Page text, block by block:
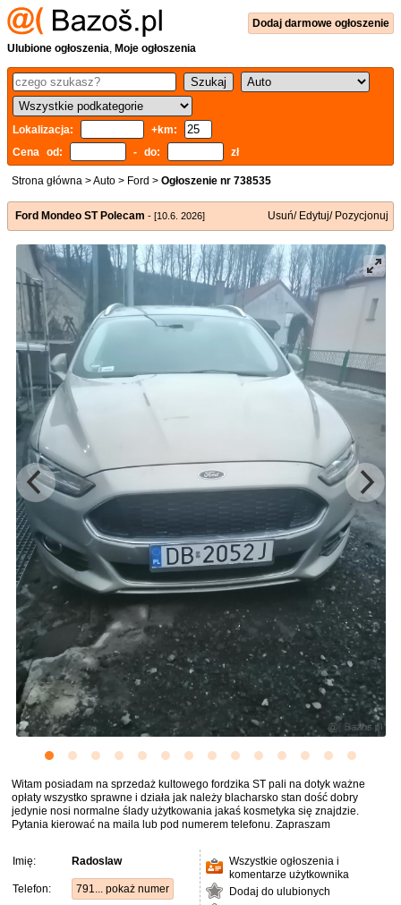
Dodaj darmowe ogłoszenie
Ulubione ogłoszenia, Moje ogłoszenia
Lokalizacja:
+km:
Cena od:
- do: zł
Strona główna >Auto > Ford > Ogłoszenie nr 738535
Ford Mondeo ST Polecam - [10.6. 2026] Usuń/ Edytuj/ Pozycjonuj
Witam posiadam na sprzedaż kultowego fordzika ST pali na dotyk ważne
opłaty wszystko sprawne i działa jak należy blacharsko stan dość dobry
jedynie nosi normalne ślady użytkowania jakaś kosmetyka się znajdzie.
Pytania kierować na maila lub pod numerem telefonu. Zapraszam
Imię: Radoslaw
Telefon: 791... pokaż numer
Wszystkie ogłoszenia i
komentarze użytkownika
Dodaj do ulubionych